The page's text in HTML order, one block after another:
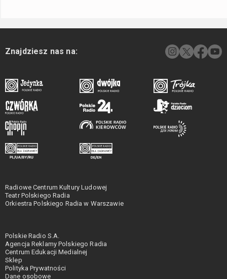
Znajdziesz nas na:
Radiowe Centrum Kultury Ludowej
Teatr Polskiego Radia
Orkiestra Polskiego Radia w Warszawie
Polskie Radio S.A.
Agencja Reklamy Polskiego Radia
Centrum Edukacji Medialnej
Sklep
Polityka Prywatności
Dane osobowe